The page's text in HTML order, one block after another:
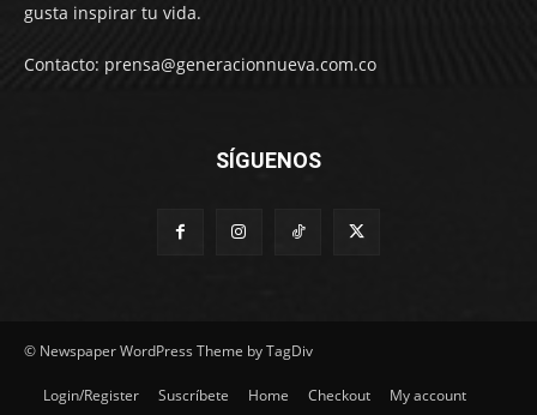
gusta inspirar tu vida.
Contacto: prensa@generacionnueva.com.co
SÍGUENOS
© Newspaper WordPress Theme by TagDiv
Login/Register Suscríbete Home Checkout
My account